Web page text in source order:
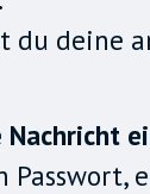
du deine
Nachricht
Passwort,